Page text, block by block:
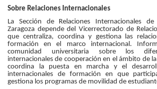
Sobre Relaciones Internacionales
La Sección de Relaciones Internacionales
Zaragoza depende del Vicerrectorado de
que centraliza, coordina y gestiona las
formación en el marco internacional.
comunidad universitaria sobre los
internacionales de cooperación en el ámbito de
coordina la puesta en marcha y el
internacionales de formación en que
gestiona los programas de movilidad de